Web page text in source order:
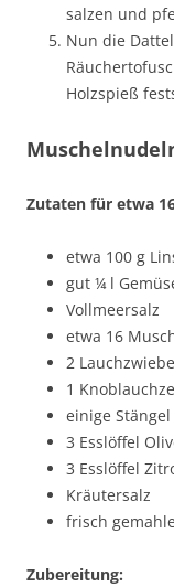
salzen und
Nun die
Holzspieß
Zutaten für etwa
etwa 100 g
gut ¼ l
Vollmeersalz
etwa 16
2
1
einige
3 Esslöffel
3 Esslöffel
Kräutersalz
frisch
Zubereitung: